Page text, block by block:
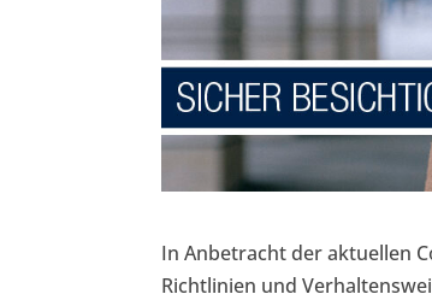
In Anbetracht der aktuellen
Richtlinien und